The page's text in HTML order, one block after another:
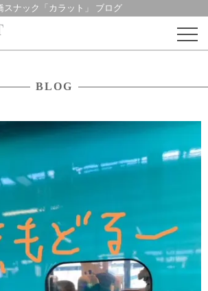
スナック「カラット」 ブログ
Skip
BLOG